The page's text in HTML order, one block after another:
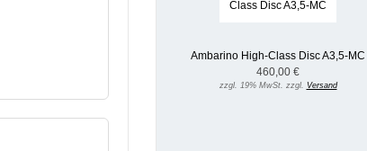
Ambarino High-Class Disc A3,5-MC
460,00 €
zzgl. 19% MwSt. zzgl. Versand